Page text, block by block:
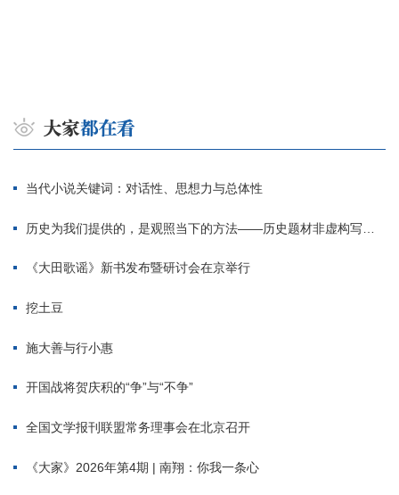
当代小说关键词：对话性、思想力与总体性
历史为我们提供的，是观照当下的方法——历史题材非虚构写作多人谈
《大田歌谣》新书发布暨研讨会在京举行
挖土豆
施大善与行小惠
开国战将贺庆积的“争”与“不争”
全国文学报刊联盟常务理事会在北京召开
《大家》2026年第4期 | 南翔：你我一条心